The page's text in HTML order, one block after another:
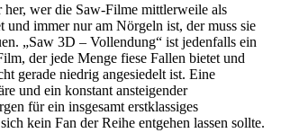
wer die Saw-Filme mittlerweile als
und immer nur am Nörgeln ist, der muss sie
„Saw 3D – Vollendung“ ist jedenfalls ein
der jede Menge fiese Fallen bietet und
gerade niedrig angesiedelt ist. Eine
und ein konstant ansteigender
für ein insgesamt erstklassiges
kein Fan der Reihe entgehen lassen sollte.